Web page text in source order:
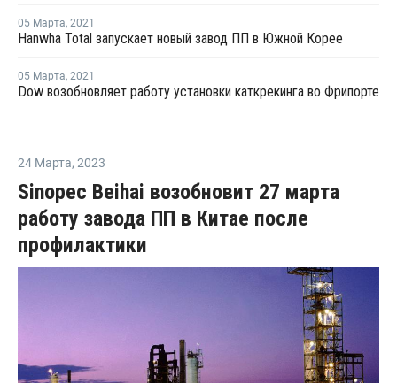
05 Марта, 2021
Hanwha Total запускает новый завод ПП в Южной Корее
05 Марта, 2021
Dow возобновляет работу установки каткрекинга во Фрипорте
24 Марта, 2023
Sinopec Beihai возобновит 27 марта
работу завода ПП в Китае после
профилактики